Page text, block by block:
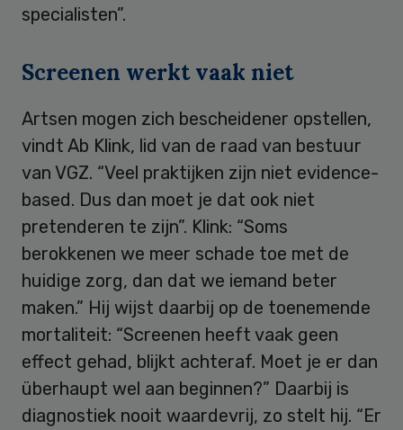
specialisten”.
Screenen werkt vaak niet
Artsen mogen zich bescheidener opstellen,
vindt Ab Klink, lid van de raad van bestuur
van VGZ. “Veel praktijken zijn niet evidence-
based. Dus dan moet je dat ook niet
pretenderen te zijn”. Klink: “Soms
berokkenen we meer schade toe met de
huidige zorg, dan dat we iemand beter
maken.” Hij wijst daarbij op de toenemende
mortaliteit: “Screenen heeft vaak geen
effect gehad, blijkt achteraf. Moet je er dan
überhaupt wel aan beginnen?” Daarbij is
diagnostiek nooit waardevrij, zo stelt hij. “Er